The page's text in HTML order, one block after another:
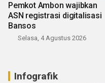
Pemkot Ambon wajibkan
ASN registrasi digitalisasi
Bansos
Selasa, 4 Agustus 2026
Infografik